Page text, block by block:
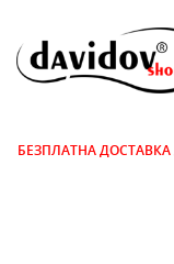
БЕЗПЛАТНА ДОСТАВКА